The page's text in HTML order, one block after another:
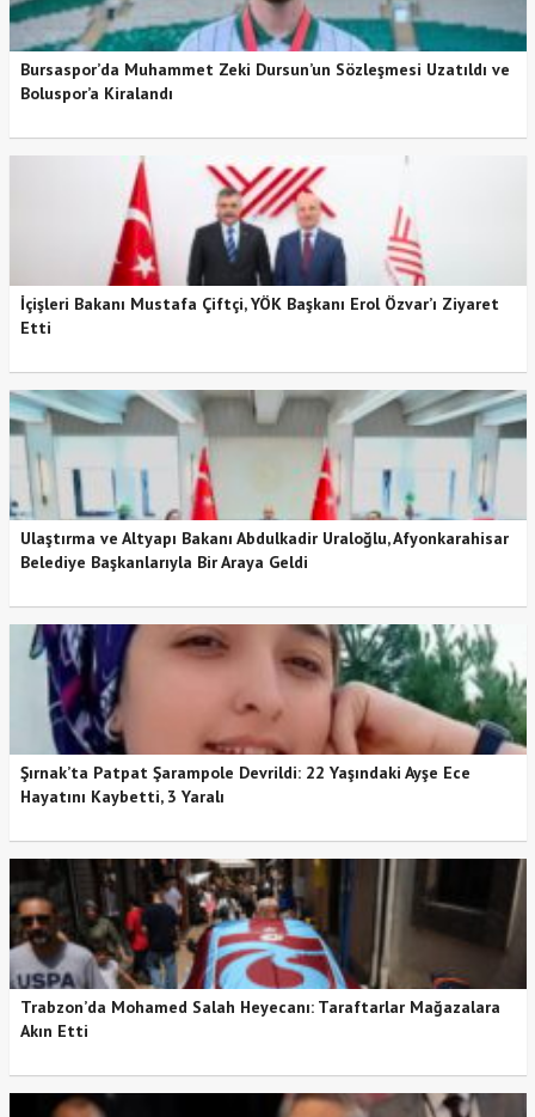
Bursaspor’da Muhammet Zeki Dursun’un Sözleşmesi Uzatıldı ve
Boluspor’a Kiralandı
İçişleri Bakanı Mustafa Çiftçi, YÖK Başkanı Erol Özvar’ı Ziyaret
Etti
Ulaştırma ve Altyapı Bakanı Abdulkadir Uraloğlu, Afyonkarahisar
Belediye Başkanlarıyla Bir Araya Geldi
Şırnak’ta Patpat Şarampole Devrildi: 22 Yaşındaki Ayşe Ece
Hayatını Kaybetti, 3 Yaralı
Trabzon’da Mohamed Salah Heyecanı: Taraftarlar Mağazalara
Akın Etti